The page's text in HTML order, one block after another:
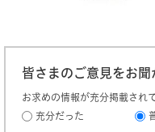
皆さまのご意見をお聞
お求めの情報が充分掲載され
充分だった